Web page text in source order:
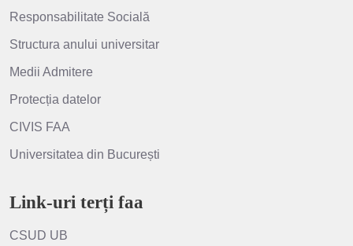
Responsabilitate Socială
Structura anului universitar
Medii Admitere
Protecția datelor
CIVIS FAA
Universitatea din București
Link-uri terți faa
CSUD UB